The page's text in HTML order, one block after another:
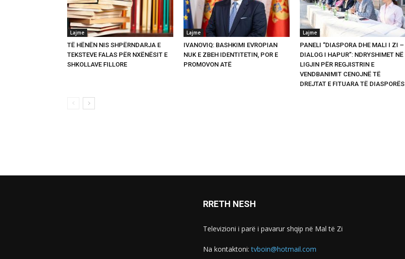
Lajme
TË HËNËN NIS SHPËRNDARJA E
TEKSTEVE FALAS PËR NXËNËSIT E
SHKOLLAVE FILLORE
Lajme
IVANOVIQ: BASHKIMI EVROPIAN
NUK E ZBEH IDENTITETIN, POR E
PROMOVON ATË
Lajme
PANELI “DIASPORA DHE MALI I ZI –
DIALOG I HAPUR”: NDRYSHIMET NË
LIGJIN PËR REGJISTRIN E
VENDBANIMIT CENOJNË TË
DREJTAT E FITUARA TË DIASPORËS
RRETH NESH
Televizioni i parë i pavarur shqip në Mal të Zi
Na kontaktoni:tvboin@hotmail.com